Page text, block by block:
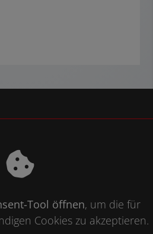
Tool öffnen, um die für
Cookies zu akzeptieren.